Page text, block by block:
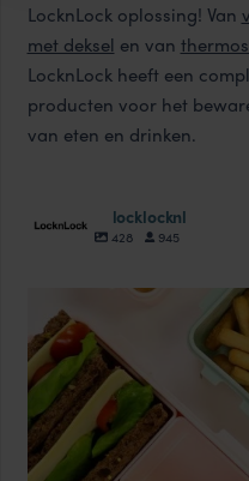
LocknLock oplossing! Van
met deksel en van
LocknLock heeft een
producten voor het
van eten en drinken.
locklocknl
428 945